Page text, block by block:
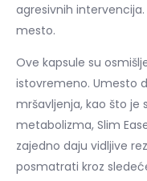
agresivnih
mesto.
Ove kapsule su
istovremeno. Umesto
mršavljenja, kao što je
metabolizma, Slim
zajedno daju vidljive
posmatrati kroz